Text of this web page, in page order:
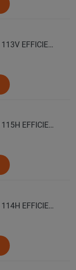
GOODYEAR Автошина 275/50 R21 113V EFFICIENTGRIP 2 SUV XL лето
GOODYEAR Автошина 275/60 R20 115H EFFICIENTGRIP 2 SUV лето
GOODYEAR Автошина 285/45 R22 114H EFFICIENTGRIP 2 SUV XL FP лето